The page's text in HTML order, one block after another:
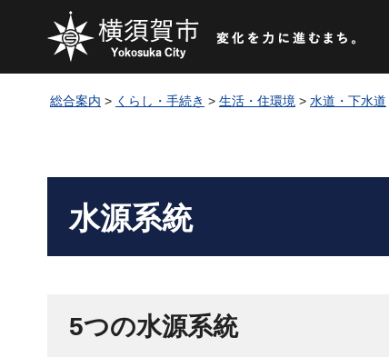
総合案内 > くらし・手続き > 生活・住環境 > 水道・下水道
水源系統
5つの水源系統